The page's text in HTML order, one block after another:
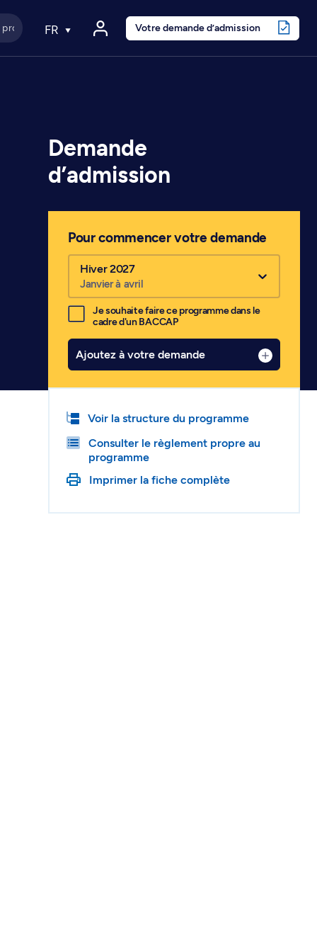
FR Votre demande d’admission
Demande
d’admission
Pour commencer votre demande
Hiver 2027
Janvier à avril
Je souhaite faire ce programme dans le
cadre d'un BACCAP
Ajoutez à votre demande
Voir la structure du programme
Consulter le règlement propre au
programme
Imprimer la fiche complète